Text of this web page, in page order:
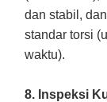
dan stabil,
standar torsi
waktu).
8. Inspeksi